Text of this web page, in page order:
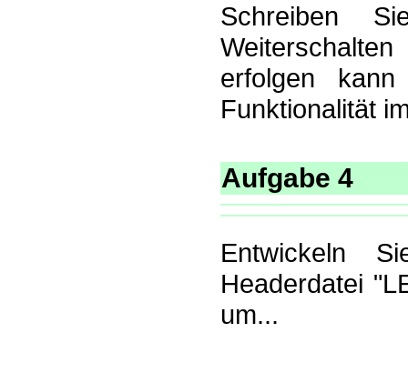
Schreiben
erfolgen
Funktionalität
Aufgabe 4
Entwickeln
Headerdatei
um...